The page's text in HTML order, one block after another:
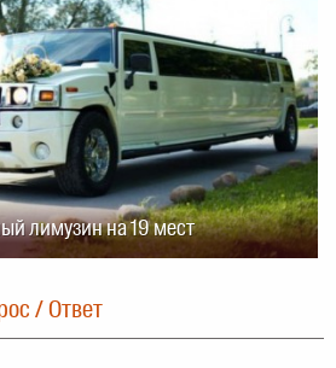
лимузин на 19 мест
/ Ответ